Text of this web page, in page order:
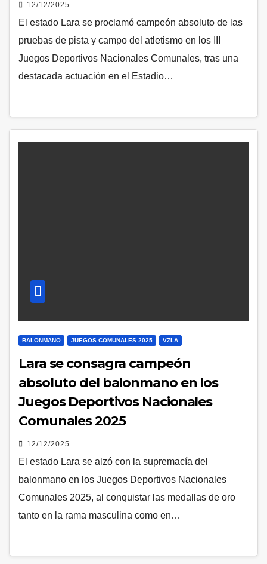
12/12/2025
El estado Lara se proclamó campeón absoluto de las
pruebas de pista y campo del atletismo en los III
Juegos Deportivos Nacionales Comunales, tras una
destacada actuación en el Estadio…
BALONMANO JUEGOS COMUNALES 2025 VZLA
Lara se consagra campeón
absoluto del balonmano en los
Juegos Deportivos Nacionales
Comunales 2025
12/12/2025
El estado Lara se alzó con la supremacía del
balonmano en los Juegos Deportivos Nacionales
Comunales 2025, al conquistar las medallas de oro
tanto en la rama masculina como en…